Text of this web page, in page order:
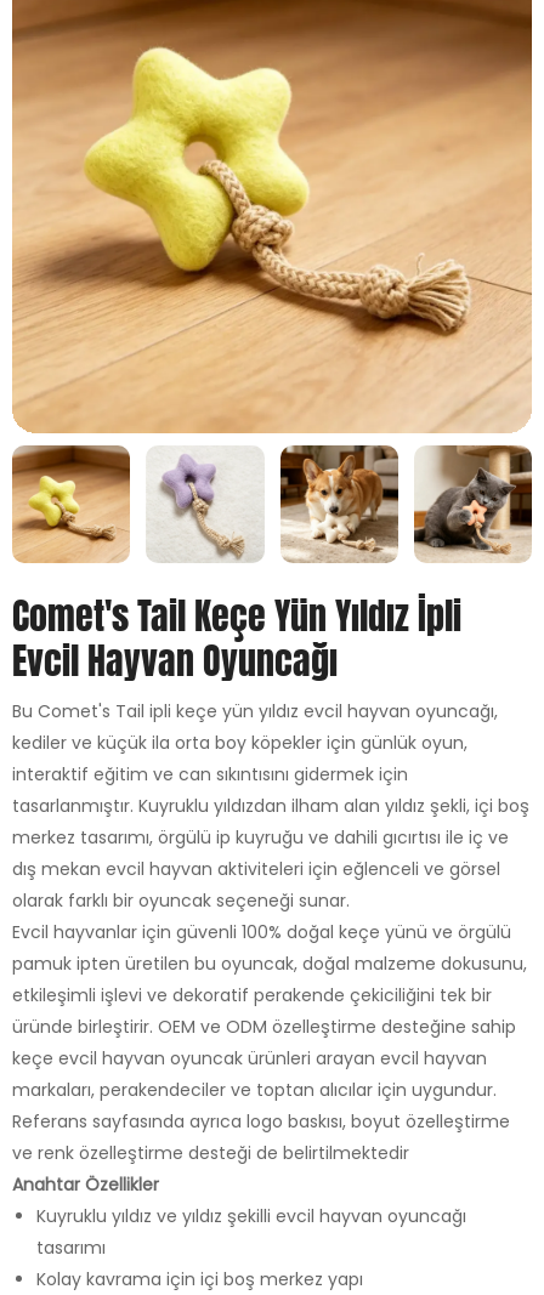
Comet's Tail Keçe Yün Yıldız İpli
Evcil Hayvan Oyuncağı
Bu Comet's Tail ipli keçe yün yıldız evcil hayvan oyuncağı,
kediler ve küçük ila orta boy köpekler için günlük oyun,
interaktif eğitim ve can sıkıntısını gidermek için
tasarlanmıştır. Kuyruklu yıldızdan ilham alan yıldız şekli, içi boş
merkez tasarımı, örgülü ip kuyruğu ve dahili gıcırtısı ile iç ve
dış mekan evcil hayvan aktiviteleri için eğlenceli ve görsel
olarak farklı bir oyuncak seçeneği sunar.
Evcil hayvanlar için güvenli 100% doğal keçe yünü ve örgülü
pamuk ipten üretilen bu oyuncak, doğal malzeme dokusunu,
etkileşimli işlevi ve dekoratif perakende çekiciliğini tek bir
üründe birleştirir. OEM ve ODM özelleştirme desteğine sahip
keçe evcil hayvan oyuncak ürünleri arayan evcil hayvan
markaları, perakendeciler ve toptan alıcılar için uygundur.
Referans sayfasında ayrıca logo baskısı, boyut özelleştirme
ve renk özelleştirme desteği de belirtilmektedir
Anahtar Özellikler
Kuyruklu yıldız ve yıldız şekilli evcil hayvan oyuncağı
tasarımı
Kolay kavrama için içi boş merkez yapı